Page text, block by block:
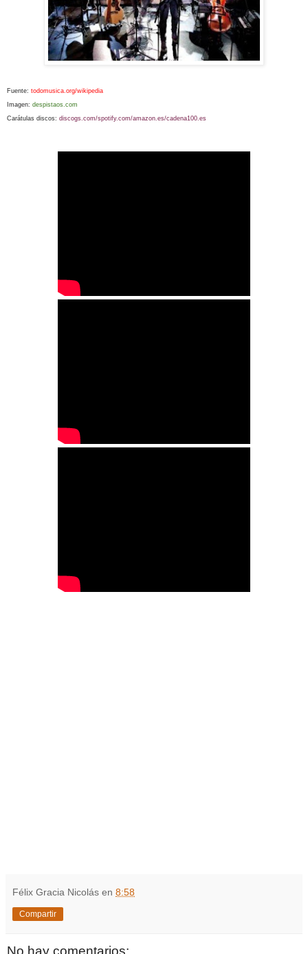
Fuente: todomusica.org/wikipedia
Imagen: despistaos.com
Carátulas discos: discogs.com/spotify.com/amazon.es/cadena100.es
Félix Gracia Nicolás en 8:58
Compartir
No hay comentarios: